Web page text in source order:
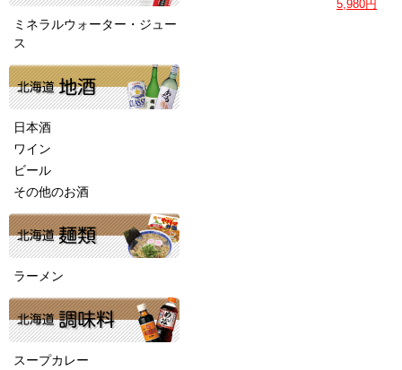
5,980円
ミネラルウォーター・ジュー
ス
日本酒
ワイン
ビール
その他のお酒
ラーメン
スープカレー